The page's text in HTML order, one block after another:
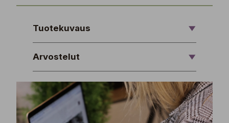
Tuotekuvaus
Arvostelut